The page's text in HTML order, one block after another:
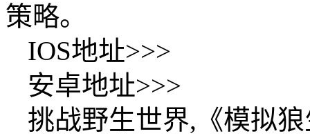
策略。
IOS地址>>>
安卓地址>>>
挑战野生世界,《模拟